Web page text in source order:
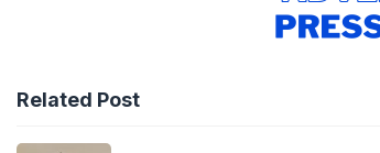
Related Post